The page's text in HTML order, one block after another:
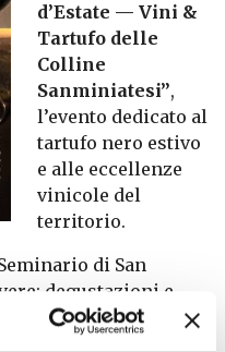
d’Estate — Vini &
Tartufo delle
Colline
Sanminiatesi”,
l’evento dedicato al
tartufo nero estivo
e alle eccellenze
vinicole del
territorio.
di San
degustazioni e
Sanminiatesi, visita